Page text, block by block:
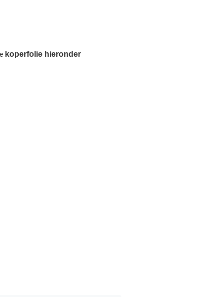
koperfolie hieronder